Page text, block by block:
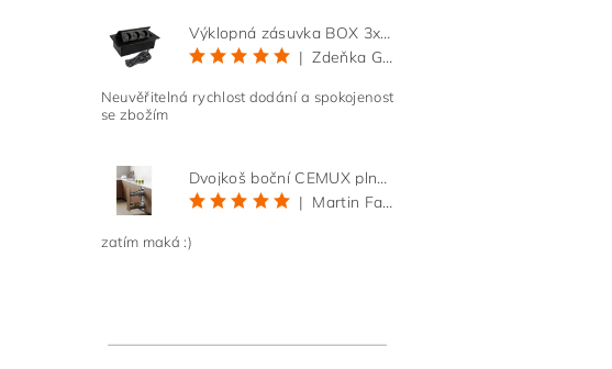
Výklopná zásuvka BOX 3x 230V s 3m kabelem - černá
|
Zdeňka Gold
Neuvěřitelná rychlost dodání a spokojenost
se zbožím
Dvojkoš boční CEMUX plné dno 3D, s tlumením antracit 200 mm
|
Martin Faltus
zatím maká :)